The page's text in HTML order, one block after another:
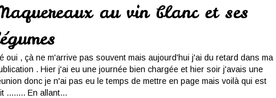
au vin blanc et ses
oui , çà ne m'arrive pas souvent mais aujourd'hui j'ai du retard dans ma
. Hier j'ai eu une journée bien chargée et hier soir j'avais une
donc je n'ai pas eu le temps de mettre en page mais voilà qui est
........ En allant...